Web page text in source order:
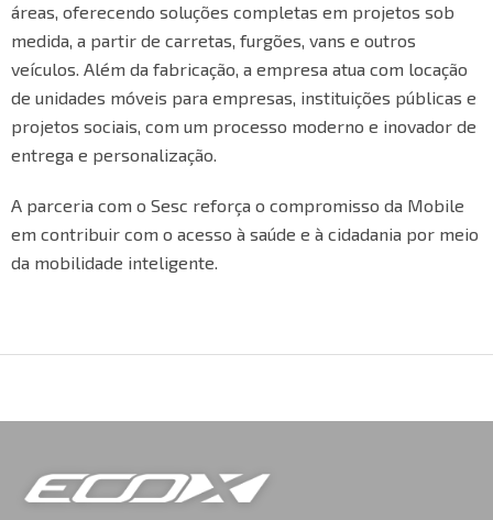
áreas, oferecendo soluções completas em projetos sob
medida, a partir de carretas, furgões, vans e outros
veículos. Além da fabricação, a empresa atua com locação
de unidades móveis para empresas, instituições públicas e
projetos sociais, com um processo moderno e inovador de
entrega e personalização.
A parceria com o Sesc reforça o compromisso da Mobile
em contribuir com o acesso à saúde e à cidadania por meio
da mobilidade inteligente.